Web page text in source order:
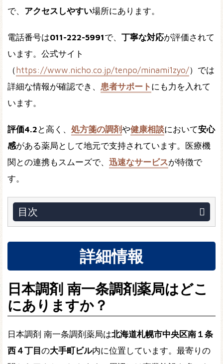
で、 アクセスしやすい場所にあります。
電話番号は011-222-5991で、 丁寧な対応が評価されて
います。公式サイト
（https://www.nicho.co.jp/tenpo/minami1zyo/）では
詳細な情報が確認でき、 患者サポート にも力を入れて
います。
評価4.2 と高く、 処方箋の調剤や健康相談において安心
感がある薬局として地元で支持されています。医療機
関との連携もスムーズで、 迅速なサービスが特徴で
す。
目次
詳細情報
日本調剤 南一条調剤薬局はどこ
にありますか？
日本調剤 南一条調剤薬局は北海道札幌市中央区南１条
西４丁目の大手町ビル内に位置しています。最寄りの